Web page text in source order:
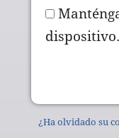
dispositivo.
¿Ha olvidado su